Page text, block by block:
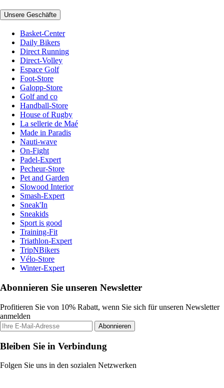
Unsere Geschäfte
Basket-Center
Daily Bikers
Direct Running
Direct-Volley
Espace Golf
Foot-Store
Galopp-Store
Golf and co
Handball-Store
House of Rugby
La sellerie de Maé
Made in Paradis
Nauti-wave
On-Fight
Padel-Expert
Pecheur-Store
Pet and Garden
Slowood Interior
Smash-Expert
Sneak'In
Sneakids
Sport is good
Training-Fit
Triathlon-Expert
TripNBikers
Vélo-Store
Winter-Expert
Abonnieren Sie unseren Newsletter
Profitieren Sie von 10% Rabatt, wenn Sie sich für unseren Newsletter
anmelden
Abonnieren
Bleiben Sie in Verbindung
Folgen Sie uns in den sozialen Netzwerken